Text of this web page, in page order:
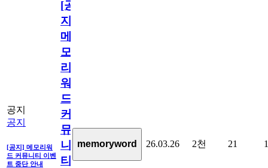
공지
공지
[공지] 메모리워
드 커뮤니티 이벤
트 중단 안내
[공
지]
메
모
리
워
드
커
뮤
니
티
memoryword 26.03.26 2천 21 1